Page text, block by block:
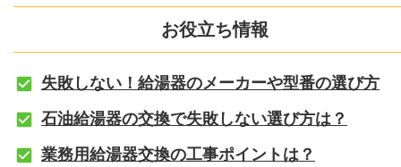
お役立ち情報
失敗しない！給湯器のメーカーや型番の選び方
石油給湯器の交換で失敗しない選び方は？
業務用給湯器交換の工事ポイントは？